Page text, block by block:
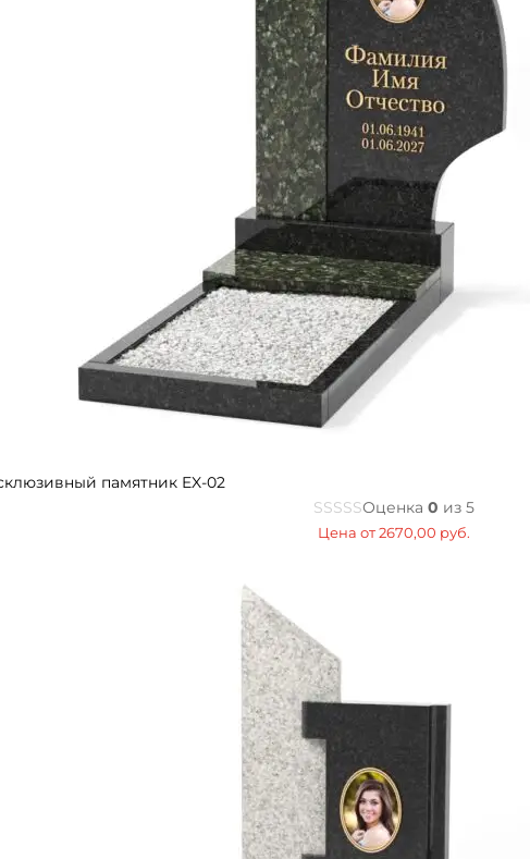
памятник EX-02
Оценка0 из 5
Цена от2670,00 руб.